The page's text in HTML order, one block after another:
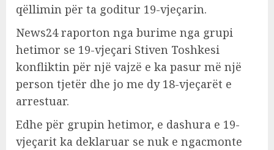
qëllimin për ta goditur 19-vjeçarin.
News24 raporton nga burime nga grupi
hetimor se 19-vjeçari Stiven Toshkesi
konfliktin për një vajzë e ka pasur më një
person tjetër dhe jo me dy 18-vjeçarët e
arrestuar.
Edhe për grupin hetimor, e dashura e 19-
vjeçarit ka deklaruar se nuk e ngacmonte